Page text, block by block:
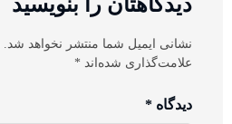
نشانی ایمیل شما منتشر نخواهد شد.
علامت‌گذاری شده‌اند *
دیدگاه*